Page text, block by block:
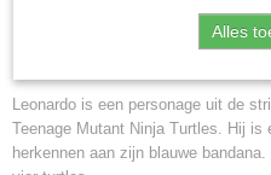
Leonardo is een personage uit de
Teenage Mutant Ninja Turtles. Hij
herkennen aan zijn blauwe
Alles